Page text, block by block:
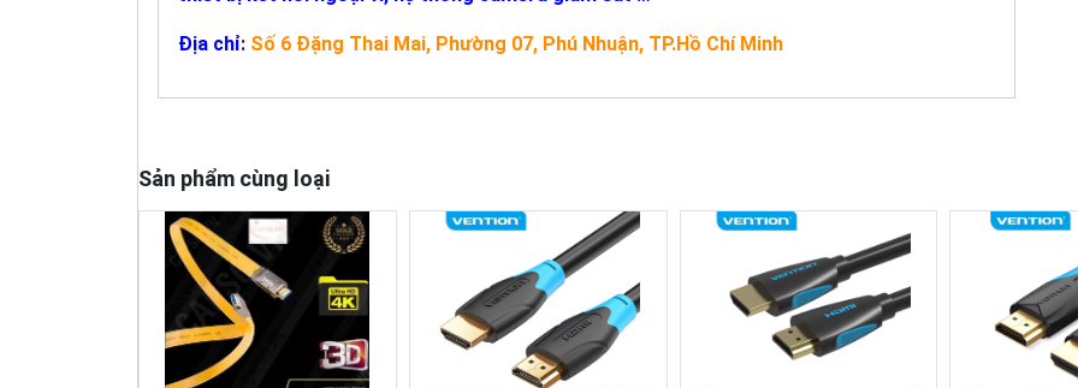
Địa chỉ: Số 6 Đặng Thai Mai, Phường 07, Phú Nhuận, TP.Hồ Chí Minh
Sản phẩm cùng loại